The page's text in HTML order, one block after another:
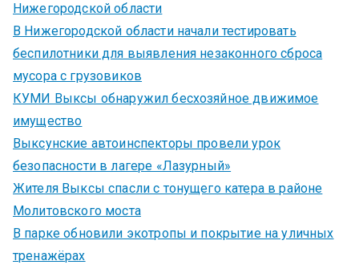
Нижегородской области
В Нижегородской области начали тестировать
беспилотники для выявления незаконного сброса
мусора с грузовиков
КУМИ Выксы обнаружил бесхозяйное движимое
имущество
Выксунские автоинспекторы провели урок
безопасности в лагере «Лазурный»
Жителя Выксы спасли с тонущего катера в районе
Молитовского моста
В парке обновили экотропы и покрытие на уличных
тренажёрах